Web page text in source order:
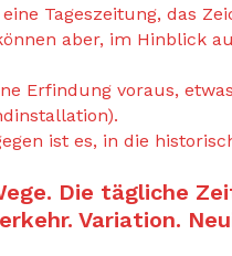
Tageszeitung, das
aber, im Hinblick
Erfindung voraus,
ist es, in die
Die tägliche
Variation.